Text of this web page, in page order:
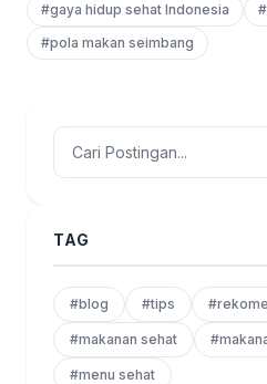
#gaya hidup sehat Indonesia
#pola makan seimbang
TAG
#blog #tips
#makanan sehat
#menu sehat